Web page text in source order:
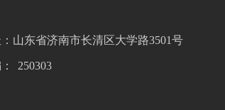
山东省济南市长清区大学路3501号
250303